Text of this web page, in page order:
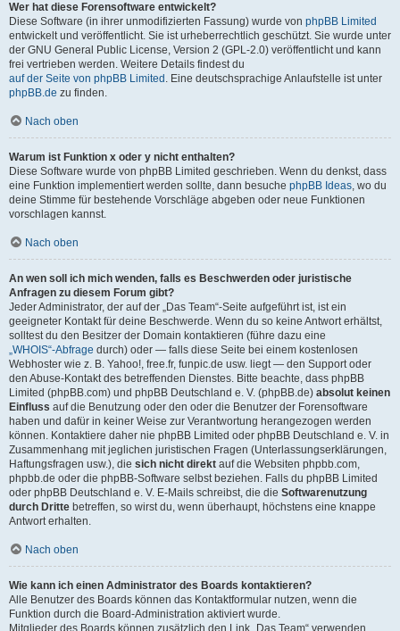
Wer hat diese Forensoftware entwickelt?
Diese Software (in ihrer unmodifizierten Fassung) wurde von phpBB Limited
entwickelt und veröffentlicht. Sie ist urheberrechtlich geschützt. Sie wurde unter
der GNU General Public License, Version 2 (GPL-2.0) veröffentlicht und kann
frei vertrieben werden. Weitere Details findest du
auf der Seite von phpBB Limited . Eine deutschsprachige Anlaufstelle ist unter
phpBB.de zu finden.
Nach oben
Warum ist Funktion x oder y nicht enthalten?
Diese Software wurde von phpBB Limited geschrieben. Wenn du denkst, dass
eine Funktion implementiert werden sollte, dann besuche phpBB Ideas, wo du
deine Stimme für bestehende Vorschläge abgeben oder neue Funktionen
vorschlagen kannst.
Nach oben
An wen soll ich mich wenden, falls es Beschwerden oder juristische
Anfragen zu diesem Forum gibt?
Jeder Administrator, der auf der „Das Team“-Seite aufgeführt ist, ist ein
geeigneter Kontakt für deine Beschwerde. Wenn du so keine Antwort erhältst,
solltest du den Besitzer der Domain kontaktieren (führe dazu eine
„WHOIS“-Abfrage durch) oder — falls diese Seite bei einem kostenlosen
Webhoster wie z. B. Yahoo!, free.fr, funpic.de usw. liegt — den Support oder
den Abuse-Kontakt des betreffenden Dienstes. Bitte beachte, dass phpBB
Limited (phpBB.com) und phpBB Deutschland e. V. (phpBB.de) absolut keinen
Einfluss auf die Benutzung oder den oder die Benutzer der Forensoftware
haben und dafür in keiner Weise zur Verantwortung herangezogen werden
können. Kontaktiere daher nie phpBB Limited oder phpBB Deutschland e. V. in
Zusammenhang mit jeglichen juristischen Fragen (Unterlassungserklärungen,
Haftungsfragen usw.), die sich nicht direkt auf die Websiten phpbb.com,
phpbb.de oder die phpBB-Software selbst beziehen. Falls du phpBB Limited
oder phpBB Deutschland e. V. E-Mails schreibst, die die Softwarenutzung
durch Dritte betreffen, so wirst du, wenn überhaupt, höchstens eine knappe
Antwort erhalten.
Nach oben
Wie kann ich einen Administrator des Boards kontaktieren?
Alle Benutzer des Boards können das Kontaktformular nutzen, wenn die
Funktion durch die Board-Administration aktiviert wurde.
Mitglieder des Boards können zusätzlich den Link „Das Team“ verwenden.